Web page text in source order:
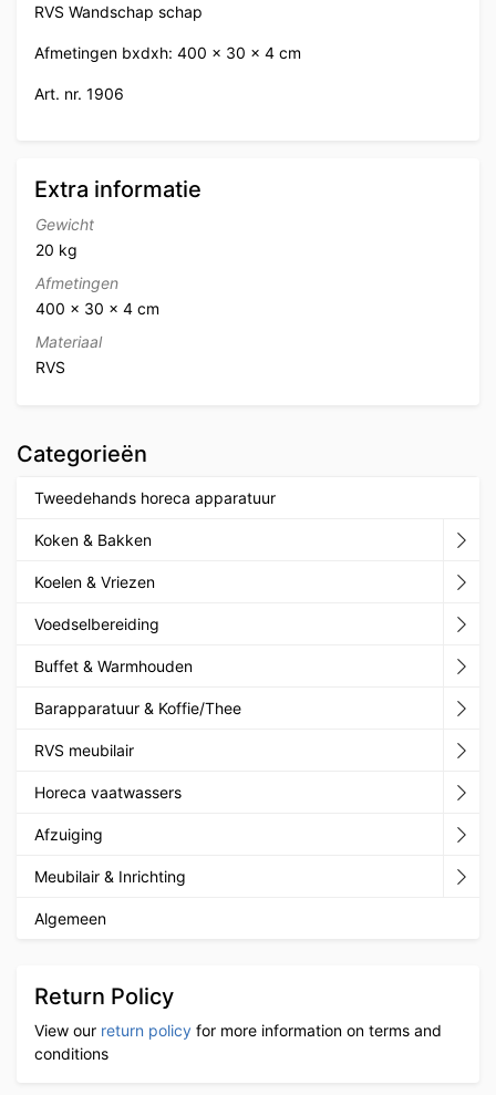
RVS Wandschap schap
Afmetingen bxdxh: 400 x 30 x 4 cm
Art. nr. 1906
Extra informatie
Gewicht
20 kg
Afmetingen
400 × 30 × 4 cm
Materiaal
RVS
Categorieën
Tweedehands horeca apparatuur
Koken & Bakken
Koelen & Vriezen
Voedselbereiding
Buffet & Warmhouden
Barapparatuur & Koffie/Thee
RVS meubilair
Horeca vaatwassers
Afzuiging
Meubilair & Inrichting
Algemeen
Return Policy
View our return policy for more information on terms and
conditions